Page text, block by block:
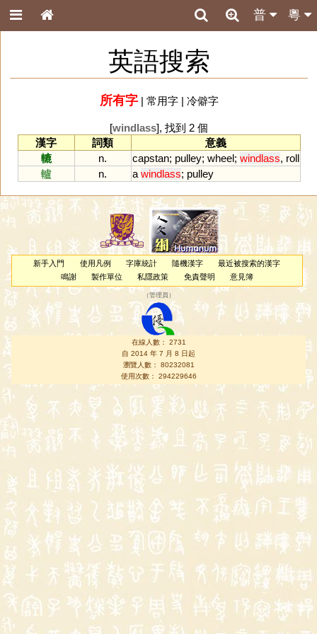
粵
普
英語搜索
所有字| 常用字| 冷僻字
[windlass], 找到 2 個
漢字
詞類
意義
轆
n. capstan; pulley; wheel; windlass, roll
轤
n. a windlass; pulley
新手入門 使用凡例 字庫統計 隨機漢字
最近被搜索的漢字
鳴謝
製作單位 私隱政策 免責聲明 意見簿
（管理員 ）
在線人數： 2731
自 2014 年 7 月 8 日起
瀏覽人數： 80232081
使用次數： 294229646